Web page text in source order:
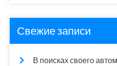
Свежие записи
В поисках своего